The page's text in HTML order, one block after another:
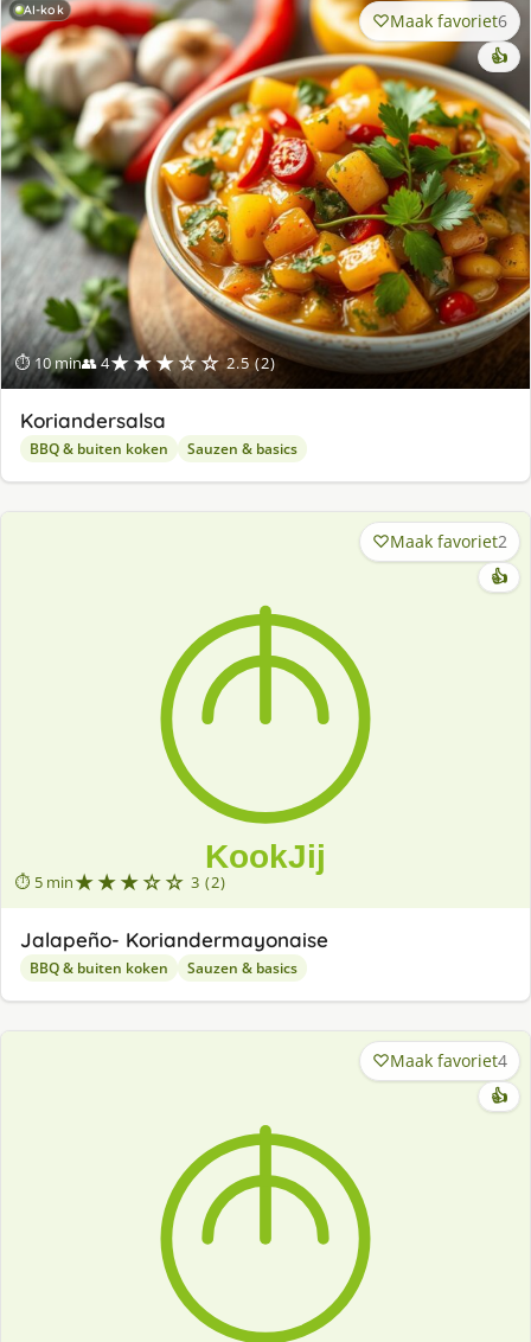
AI-kok
⏱ 10 min👥 4★★★☆☆ 2.5 (2)
Maak favoriet6
👍
Koriandersalsa
BBQ & buiten koken Sauzen & basics
⏱ 5 min★★★☆☆ 3 (2)
Maak favoriet2
👍
Jalapeño- Koriandermayonaise
BBQ & buiten koken Sauzen & basics
Maak favoriet4
👍